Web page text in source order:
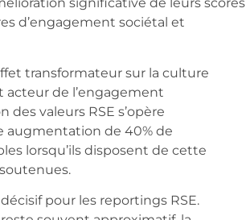
d’engagement sociétal et
transformateur sur la culture
acteur de l’engagement
valeurs RSE s’opère
augmentation de 40% de
lorsqu’ils disposent de cette
pour les reportings RSE.